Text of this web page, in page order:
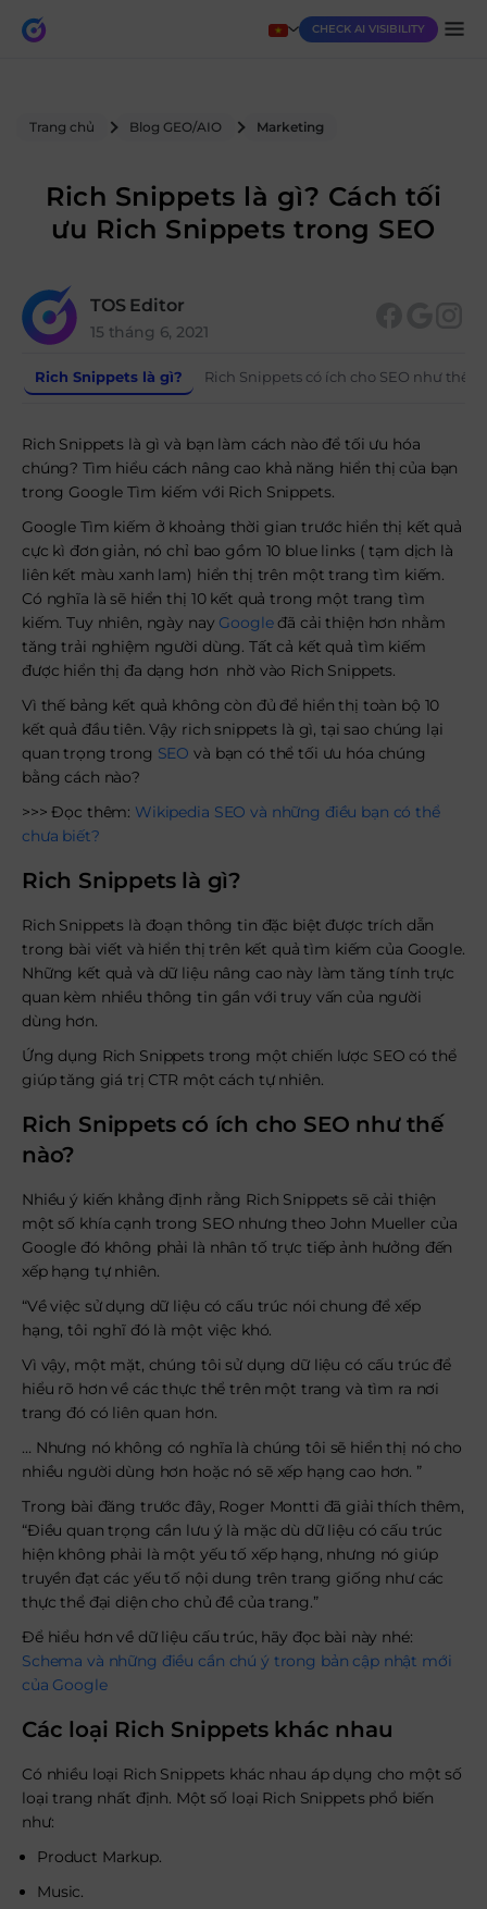
CHECK AI VISIBILITY
Trang chủ Blog GEO/AIO Marketing
Rich Snippets là gì? Cách tối
ưu Rich Snippets trong SEO
TOS Editor
15 tháng 6, 2021
Rich Snippets là gì? Rich Snippets có ích cho SEO như thế
Rich Snippets là gì và bạn làm cách nào để tối ưu hóa
chúng? Tìm hiểu cách nâng cao khả năng hiển thị của bạn
trong Google Tìm kiếm với Rich Snippets.
Google Tìm kiếm ở khoảng thời gian trước hiển thị kết quả
cực kì đơn giản, nó chỉ bao gồm 10 blue links ( tạm dịch là
liên kết màu xanh lam) hiển thị trên một trang tìm kiếm.
Có nghĩa là sẽ hiển thị 10 kết quả trong một trang tìm
kiếm. Tuy nhiên, ngày nay Googleđã cải thiện hơn nhằm
tăng trải nghiệm người dùng. Tất cả kết quả tìm kiếm
được hiển thị đa dạng hơn nhờ vào Rich Snippets.
Vì thế bảng kết quả không còn đủ để hiển thị toàn bộ 10
kết quả đầu tiên. Vậy rich snippets là gì, tại sao chúng lại
quan trọng trong SEO và bạn có thể tối ưu hóa chúng
bằng cách nào?
>>> Đọc thêm: Wikipedia SEO và những điều bạn có thể
chưa biết?
Rich Snippets là gì?
Rich Snippets là đoạn thông tin đặc biệt được trích dẫn
trong bài viết và hiển thị trên kết quả tìm kiếm của Google.
Những kết quả và dữ liệu nâng cao này làm tăng tính trực
quan kèm nhiều thông tin gần với truy vấn của người
dùng hơn.
Ứng dụng Rich Snippets trong một chiến lược SEO có thể
giúp tăng giá trị CTR một cách tự nhiên.
Rich Snippets có ích cho SEO như thế
nào?
Nhiều ý kiến khẳng định rằng Rich Snippets sẽ cải thiện
một số khía cạnh trong SEO nhưng theo John Mueller của
Google đó không phải là nhân tố trực tiếp ảnh hưởng đến
xếp hạng tự nhiên.
“Về việc sử dụng dữ liệu có cấu trúc nói chung để xếp
hạng, tôi nghĩ đó là một việc khó.
Vì vậy, một mặt, chúng tôi sử dụng dữ liệu có cấu trúc để
hiểu rõ hơn về các thực thể trên một trang và tìm ra nơi
trang đó có liên quan hơn.
… Nhưng nó không có nghĩa là chúng tôi sẽ hiển thị nó cho
nhiều người dùng hơn hoặc nó sẽ xếp hạng cao hơn. ”
Trong bài đăng trước đây, Roger Montti đã giải thích thêm,
“Điều quan trọng cần lưu ý là mặc dù dữ liệu có cấu trúc
hiện không phải là một yếu tố xếp hạng, nhưng nó giúp
truyền đạt các yếu tố nội dung trên trang giống như các
thực thể đại diện cho chủ đề của trang.”
Để hiểu hơn về dữ liệu cấu trúc, hãy đọc bài này nhé:
Schema và những điều cần chú ý trong bản cập nhật mới
của Google
Các loại Rich Snippets khác nhau
Có nhiều loại Rich Snippets khác nhau áp dụng cho một số
loại trang nhất định. Một số loại Rich Snippets phổ biến
như:
Product Markup.
Music.